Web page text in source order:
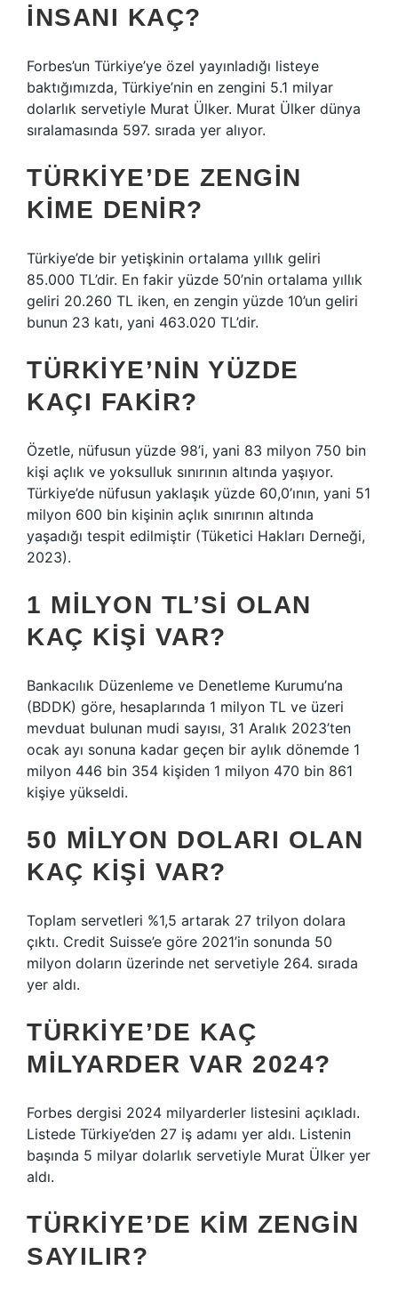
INSANI KAÇ?
Forbes’un Türkiye’ye özel yayınladığı listeye
baktığımızda, Türkiye’nin en zengini 5.1 milyar
dolarlık servetiyle Murat Ülker. Murat Ülker dünya
sıralamasında 597. sırada yer alıyor.
TÜRKIYE’DE ZENGIN
KIME DENIR?
Türkiye’de bir yetişkinin ortalama yıllık geliri
85.000 TL’dir. En fakir yüzde 50’nin ortalama yıllık
geliri 20.260 TL iken, en zengin yüzde 10’un geliri
bunun 23 katı, yani 463.020 TL’dir.
TÜRKIYE’NIN YÜZDE
KAÇI FAKIR?
Özetle, nüfusun yüzde 98’i, yani 83 milyon 750 bin
kişi açlık ve yoksulluk sınırının altında yaşıyor.
Türkiye’de nüfusun yaklaşık yüzde 60,0’ının, yani 51
milyon 600 bin kişinin açlık sınırının altında
yaşadığı tespit edilmiştir (Tüketici Hakları Derneği,
2023).
1 MILYON TL’SI OLAN
KAÇ KIŞI VAR?
Bankacılık Düzenleme ve Denetleme Kurumu’na
(BDDK) göre, hesaplarında 1 milyon TL ve üzeri
mevduat bulunan mudi sayısı, 31 Aralık 2023’ten
ocak ayı sonuna kadar geçen bir aylık dönemde 1
milyon 446 bin 354 kişiden 1 milyon 470 bin 861
kişiye yükseldi.
50 MILYON DOLARI OLAN
KAÇ KIŞI VAR?
Toplam servetleri %1,5 artarak 27 trilyon dolara
çıktı. Credit Suisse’e göre 2021’in sonunda 50
milyon doların üzerinde net servetiyle 264. sırada
yer aldı.
TÜRKIYE’DE KAÇ
MILYARDER VAR 2024?
Forbes dergisi 2024 milyarderler listesini açıkladı.
Listede Türkiye’den 27 iş adamı yer aldı. Listenin
başında 5 milyar dolarlık servetiyle Murat Ülker yer
aldı.
TÜRKIYE’DE KIM ZENGIN
SAYILIR?